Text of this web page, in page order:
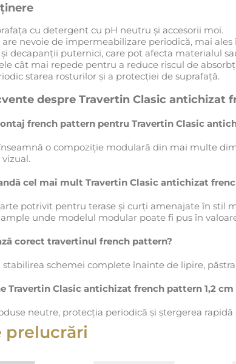
cu detergent cu pH neutru și accesorii moi.
nevoie de impermeabilizare periodică, mai
și decapanții puternici, care pot afecta materialul
cât mai repede pentru a reduce riscul de
starea rosturilor și a protecției de suprafață.
despre Travertin Clasic antichizat
french pattern pentru Travertin Clasic
o compoziție modulară din mai multe
cel mai mult Travertin Clasic antichizat
potrivit pentru terase și curți amenajate în stil
unde modelul modular poate fi pus în
corect travertinul french pattern?
schemei complete înainte de lipire,
Travertin Clasic antichizat french pattern 1,2
neutre, protecția periodică și ștergerea
prelucrări